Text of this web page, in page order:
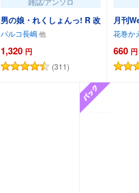
男の娘・れくしょんっ! R 改
パルコ長嶋
1,320 円
(311)
カートに追加
月刊
花巻か
660 円